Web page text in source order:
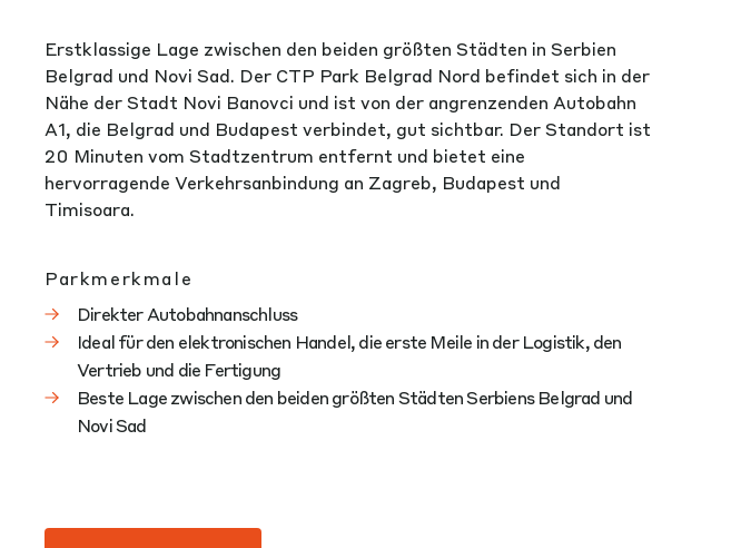
Erstklassige Lage zwischen den beiden größten Städten in Serbien
Belgrad und Novi Sad. Der CTP Park Belgrad Nord befindet sich in der
Nähe der Stadt Novi Banovci und ist von der angrenzenden Autobahn
A1, die Belgrad und Budapest verbindet, gut sichtbar. Der Standort ist
20 Minuten vom Stadtzentrum entfernt und bietet eine
hervorragende Verkehrsanbindung an Zagreb, Budapest und
Timisoara.
Parkmerkmale
Direkter Autobahnanschluss
Ideal für den elektronischen Handel, die erste Meile in der Logistik, den
Vertrieb und die Fertigung
Beste Lage zwischen den beiden größten Städten Serbiens Belgrad und
Novi Sad